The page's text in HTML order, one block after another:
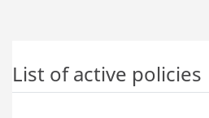
List of active policies